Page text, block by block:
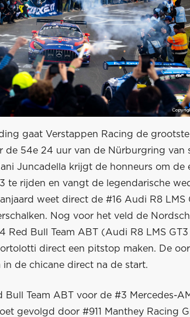
gaat Verstappen Racing de
de 54e 24 uur van de Nürburgring van
Juncadella krijgt de honneurs om de
te rijden en vangt de legendarische
weet direct de #16 Audi R8 LMS
Nog voor het veld de
Red Bull Team ABT (Audi R8 LMS
direct een pitstop maken. De
de chicane direct na de start.
Team ABT voor de #3 Mercedes-
gevolgd door #911 Manthey Racing